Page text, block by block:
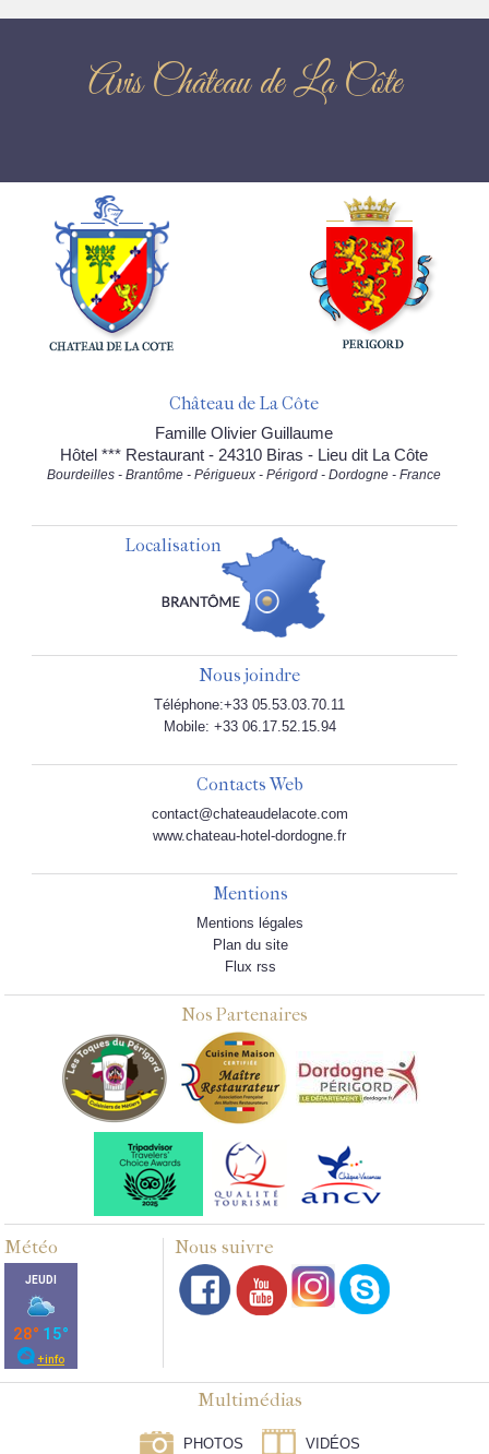
Avis Château de La Côte
Château de La Côte
Famille Olivier Guillaume
Hôtel *** Restaurant - 24310 Biras - Lieu dit La Côte
Bourdeilles - Brantôme - Périgueux - Périgord - Dordogne - France
Localisation
Nous joindre
Téléphone:+33 05.53.03.70.11
Mobile: +33 06.17.52.15.94
Contacts Web
contact@chateaudelacote.com
www.chateau-hotel-dordogne.fr
Mentions
Mentions légales
Plan du site
Flux rss
Nos Partenaires
Météo Nous suivre
Multimédias
PHOTOS VIDÉOS